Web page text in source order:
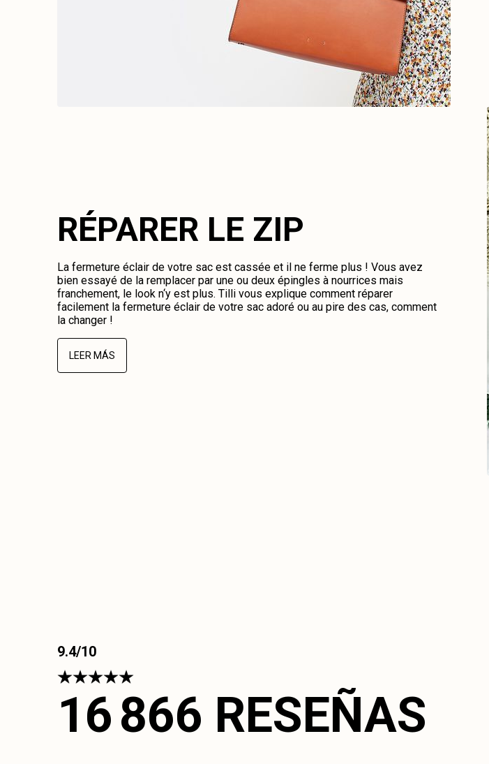
RÉPARER LE ZIP
La fermeture éclair de votre sac est cassée et il ne ferme plus ! Vous avez
bien essayé de la remplacer par une ou deux épingles à nourrices mais
franchement, le look n‘y est plus. Tilli vous explique comment réparer
facilement la fermeture éclair de votre sac adoré ou au pire des cas, comment
la changer !
LEER MÁS
9.4/10
16 866 RESEÑAS